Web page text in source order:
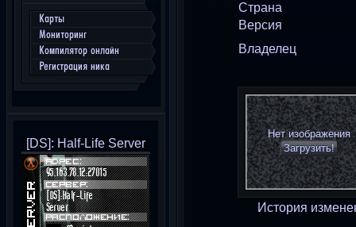
Карты
Мониторинг
Компилятор онлайн
Регистрация ника
[DS]: Half-Life Server
Страна
Версия
Владелец
Нет изображения
Загрузить!
История